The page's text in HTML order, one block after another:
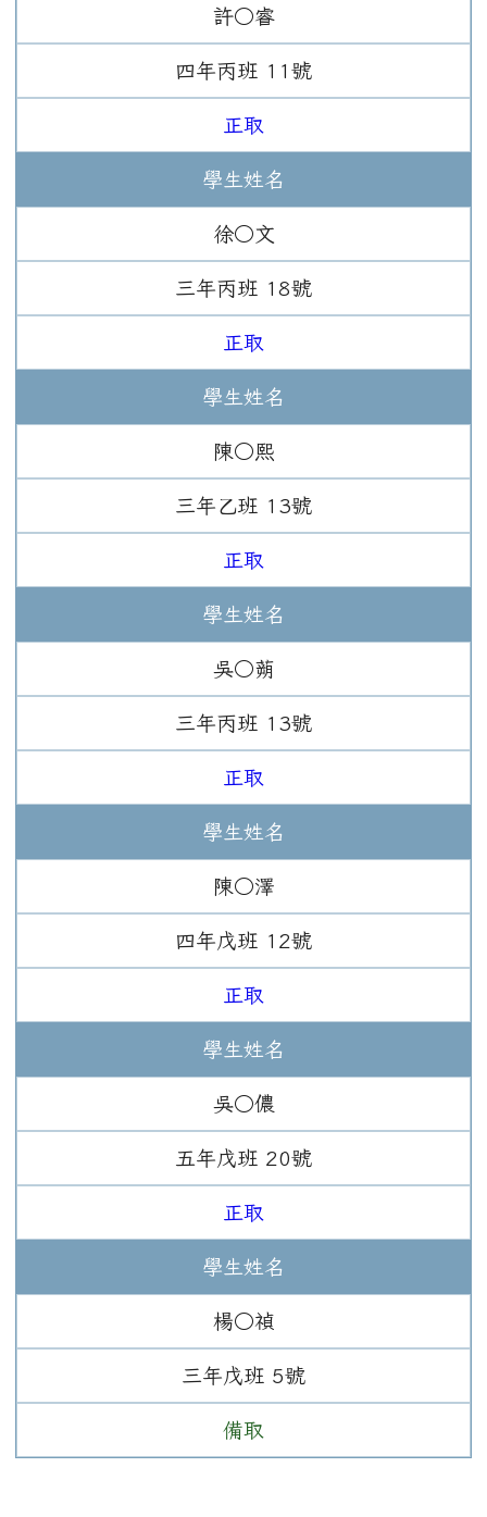
許○睿
四年丙班 11 號
正取
學生姓名
徐○文
三年丙班 18號
正取
學生姓名
陳○熙
三年 乙班 13號
正取
學生姓名
吳○蒴
三年丙班 13號
正取
學生姓名
陳○澤
四年 戊班 12號
正取
學生姓名
吳○儂
五年 戊班 20號
正取
學生姓名
楊○禎
三年 戊班 5號
備取